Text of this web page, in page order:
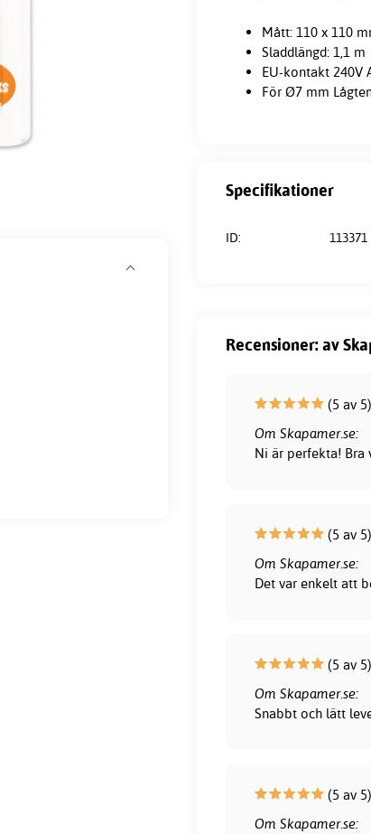
Mått: 110 x 110
Sladdlängd: 1,1 m
EU-kontakt 240V
För Ø7 mm
Specifikationer
ID: 113371
Recensioner: av
(5 av
Om Skapamer.se:
Ni är perfekta! Bra
(5 av
Om Skapamer.se:
Det var enkelt att
(5 av
Om Skapamer.se:
Snabbt och lätt
(5 av
Om Skapamer.se: